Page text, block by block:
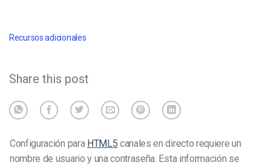
Recursos adicionales
Share this post
Configuración para HTML5 canales en directo requiere un
nombre de usuario y una contraseña. Esta información se